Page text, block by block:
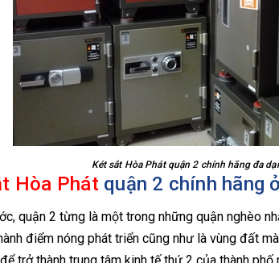
Két sắt Hòa Phát quận 2 chính hãng đa
Hòa Phátquận 2 chính hãng
quận 2 từng là một trong những quận nghèo
điểm nóng phát triển cũng như là vùng đất